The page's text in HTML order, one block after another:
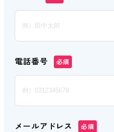
電話番号 必須
メールアドレス 必須